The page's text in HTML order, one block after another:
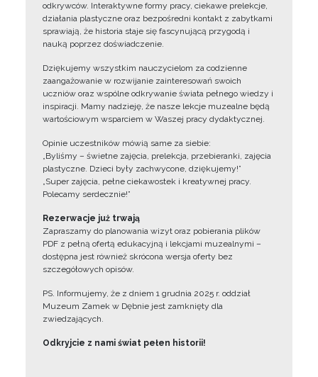
odkrywców. Interaktywne formy pracy, ciekawe prelekcje,
działania plastyczne oraz bezpośredni kontakt z zabytkami
sprawiają, że historia staje się fascynującą przygodą i
nauką poprzez doświadczenie.
Dziękujemy wszystkim nauczycielom za codzienne
zaangażowanie w rozwijanie zainteresowań swoich
uczniów oraz wspólne odkrywanie świata pełnego wiedzy i
inspiracji. Mamy nadzieję, że nasze lekcje muzealne będą
wartościowym wsparciem w Waszej pracy dydaktycznej.
Opinie uczestników mówią same za siebie:
„Byliśmy – świetne zajęcia, prelekcja, przebieranki, zajęcia
plastyczne. Dzieci były zachwycone, dziękujemy!”
„Super zajęcia, pełne ciekawostek i kreatywnej pracy.
Polecamy serdecznie!”
Rezerwacje już trwają
Zapraszamy do planowania wizyt oraz pobierania plików
PDF z pełną ofertą edukacyjną i lekcjami muzealnymi –
dostępna jest również skrócona wersja oferty bez
szczegółowych opisów.
PS. Informujemy, że z dniem 1 grudnia 2025 r. oddział
Muzeum Zamek w Dębnie jest zamknięty dla
zwiedzających.
Odkryjcie z nami świat pełen historii!